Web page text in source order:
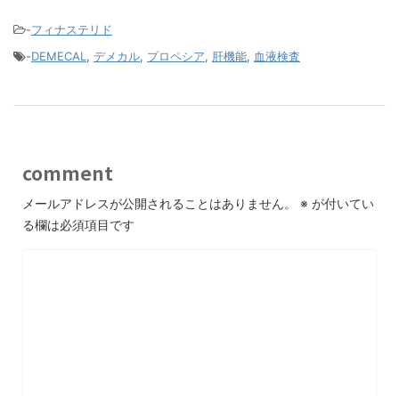
-フィナステリド
-DEMECAL , デメカル, プロペシア, 肝機能, 血液検査
comment
メールアドレスが公開されることはありません。 ※ が付いてい
る欄は必須項目です